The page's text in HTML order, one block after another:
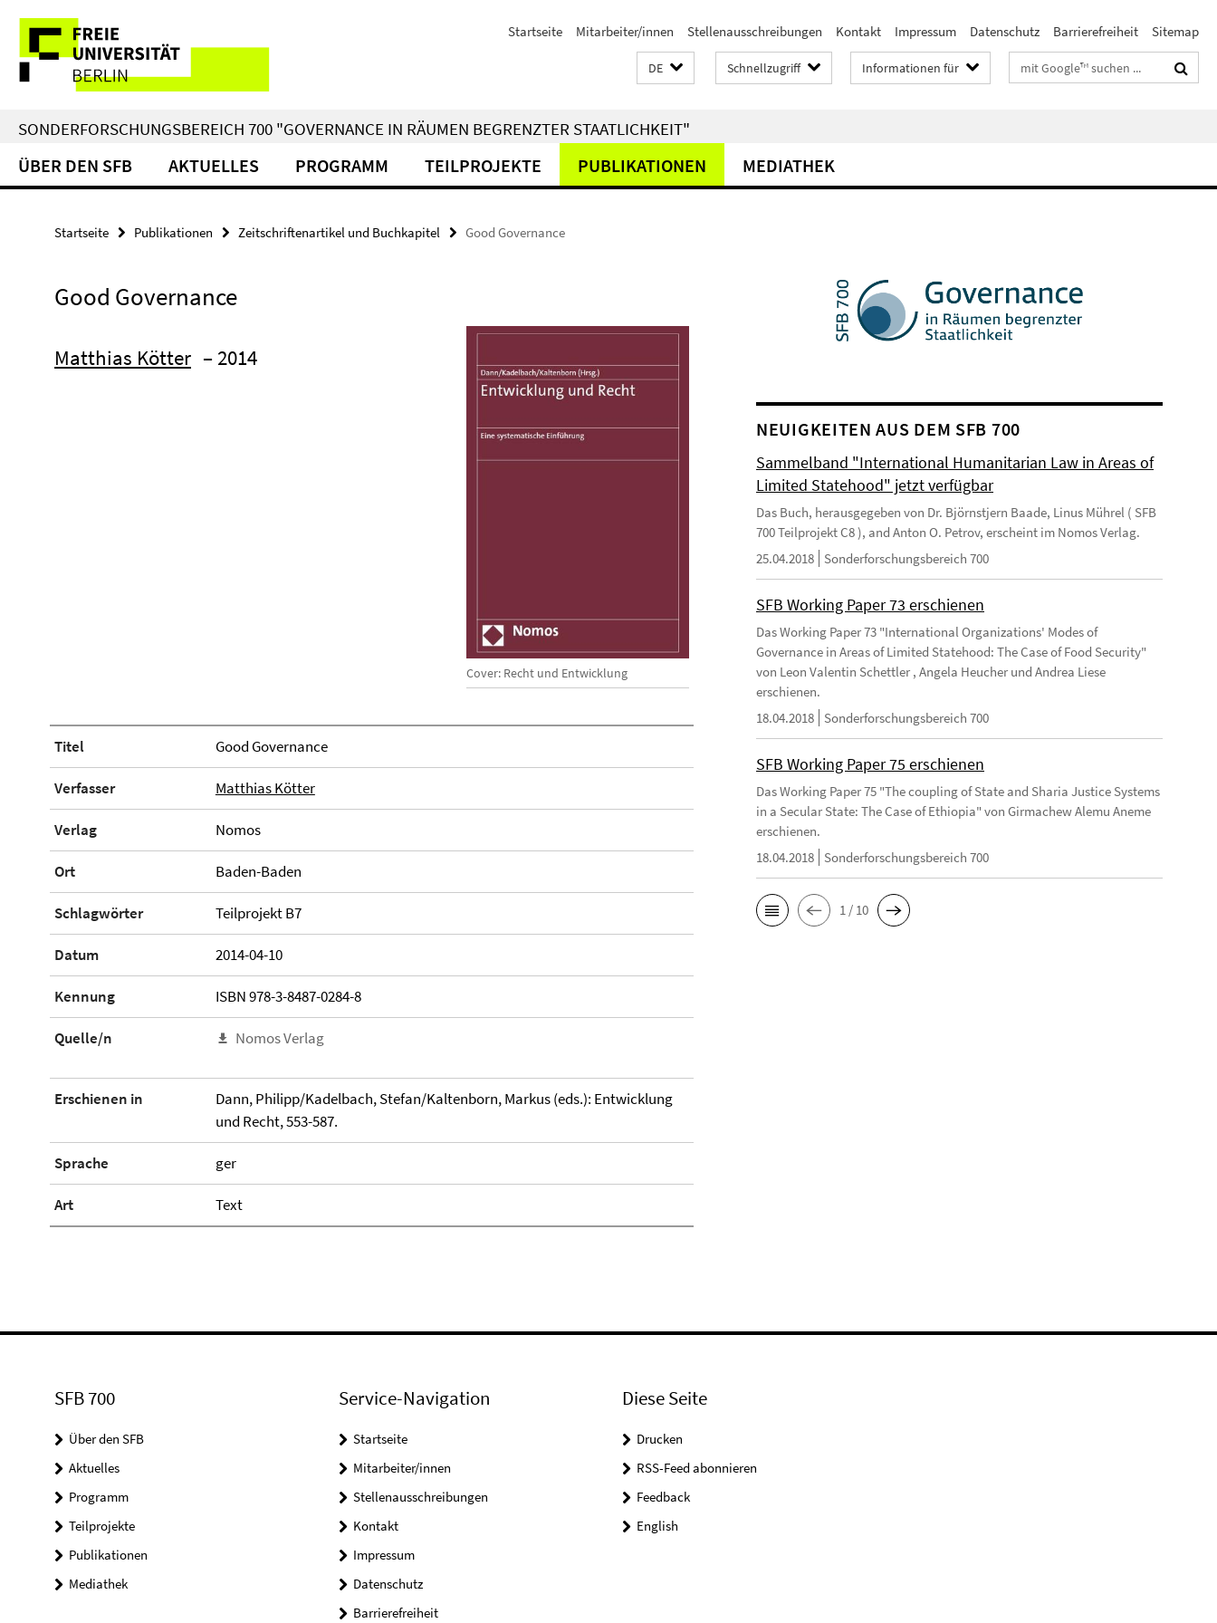
direkt
Inhalt
Service-
Navigation
Startseite Mitarbeiter/innen Stellenausschreibungen Kontakt Impressum Datenschutz Barrierefreiheit Sitemap
DE Schnellzugriff Informationen für Suchbegriffe
SONDERFORSCHUNGSBEREICH 700 "GOVERNANCE IN RÄUMEN BEGRENZTER STAATLICHKEIT"
ÜBER DEN SFB AKTUELLES PROGRAMM TEILPROJEKTE PUBLIKATIONEN MEDIATHEK
Startseite Publikationen Zeitschriftenartikel und Buchkapitel Good Governance
Good Governance
Cover: Recht und Entwicklung
Matthias Kötter – 2014
Titel Good Governance
Verfasser Matthias Kötter
Verlag Nomos
Ort Baden-Baden
Schlagwörter Teilprojekt B7
Datum 2014-04-10
Kennung ISBN 978-3-8487-0284-8
Quelle/n Nomos Verlag
Erschienen in
Dann, Philipp/Kadelbach, Stefan/Kaltenborn, Markus (eds.): Entwicklung
und Recht, 553-587.
Sprache ger
Art Text
NEUIGKEITEN AUS DEM SFB 700
Sammelband "International Humanitarian Law in Areas of
Limited Statehood" jetzt verfügbar
Das Buch, herausgegeben von Dr. Björnstjern Baade, Linus Mührel ( SFB
700 Teilprojekt C8 ), and Anton O. Petrov, erscheint im Nomos Verlag.
25.04.2018
Sonderforschungsbereich 700
SFB Working Paper 73 erschienen
Das Working Paper 73 "International Organizations' Modes of
Governance in Areas of Limited Statehood: The Case of Food Security"
von Leon Valentin Schettler , Angela Heucher und Andrea Liese
erschienen.
18.04.2018
Sonderforschungsbereich 700
SFB Working Paper 75 erschienen
Das Working Paper 75 "The coupling of State and Sharia Justice Systems
in a Secular State: The Case of Ethiopia" von Girmachew Alemu Aneme
erschienen.
18.04.2018
Sonderforschungsbereich 700
1 / 10
SFB 700
Über den SFB
Aktuelles
Programm
Teilprojekte
Publikationen
Mediathek
Service-Navigation
Startseite
Mitarbeiter/innen
Stellenausschreibungen
Kontakt
Impressum
Datenschutz
Barrierefreiheit
Diese Seite
Drucken
RSS-Feed abonnieren
Feedback
English